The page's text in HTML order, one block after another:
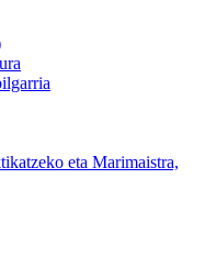
eta Marimaistra,